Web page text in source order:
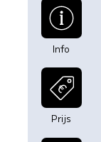
Info
Prijs